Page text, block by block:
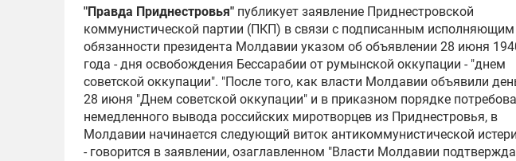
15:11
Румыния обвинила Россию в
стремлении дестабилизировать
ситуацию в Молдавии
14:42
Молдавия получила от Румынии
первую партию дров на зиму
10:51
"Правда Приднестровья" публикует заявление Приднестровской
коммунистической партии (ПКП) в связи с подписанным исполняющим
обязанности президента Молдавии указом об объявлении 28 июня
года - дня освобождения Бессарабии от румынской оккупации - "днем
советской оккупации". "После того, как власти Молдавии объявили
28 июня "Днем советской оккупации" и в приказном порядке
немедленного вывода российских миротворцев из Приднестровья, в
Молдавии начинается следующий виток антикоммунистической
- говорится в заявлении, озаглавленном "Власти Молдавии